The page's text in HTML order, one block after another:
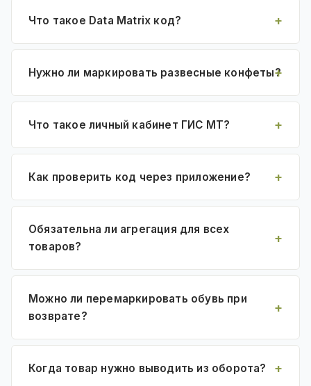
Что такое Data Matrix код?
Нужно ли маркировать развесные конфеты?
Что такое личный кабинет ГИС МТ?
Как проверить код через приложение?
Обязательна ли агрегация для всех
товаров?
Можно ли перемаркировать обувь при
возврате?
Когда товар нужно выводить из оборота?